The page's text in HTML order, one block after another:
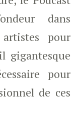
dans
pour
gigantesque
pour
de ces